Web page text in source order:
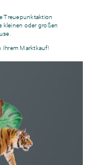
Treuepunktaktion
kleinen oder großen
Ihrem Marktkauf!